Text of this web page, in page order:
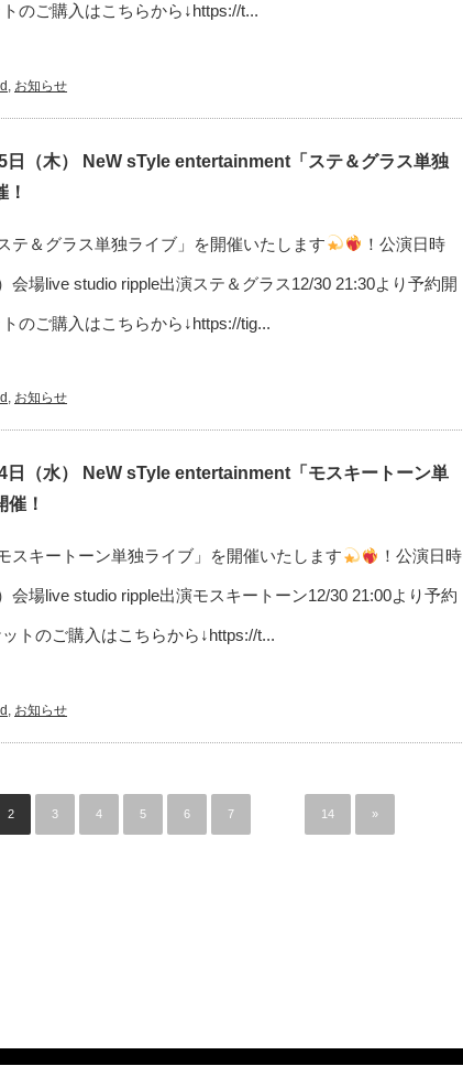
のご購入はこちらから↓https://t...
お知らせ
日（木） NeW sTyle entertainment「ステ＆グラス単独
！
テ＆グラス単独ライブ」を開催いたします ！公演日時
会場live studio ripple出演ステ＆グラス12/30 21:30より予約開
のご購入はこちらから↓https://tig...
, お知らせ
日（水） NeW sTyle entertainment「モスキートーン単
催！
スキートーン単独ライブ」を開催いたします ！公演日時
会場live studio ripple出演モスキートーン12/30 21:00より予約
トのご購入はこちらから↓https://t...
お知らせ
2 3 4 5 6 7 14 »